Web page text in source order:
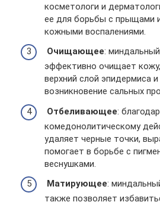
косметологи и
ее для борьбы с прыщами
кожными воспалениями.
Очищающее:
эффективно очищает
верхний слой эпидермиса
возникновение сальных
Отбеливающее:
комедонолитическому
удаляет черные точки,
помогает в борьбе с
веснушками.
Матирующее:
также позволяет